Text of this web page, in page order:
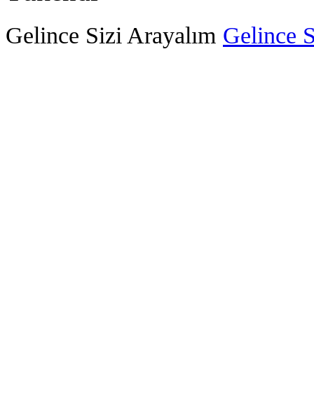
Gelince Sizi Arayalım Gelince